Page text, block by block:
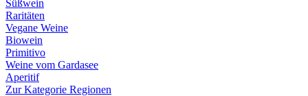
Süßwein
Raritäten
Vegane Weine
Biowein
Primitivo
Weine vom Gardasee
Aperitif
Zur Kategorie Regionen